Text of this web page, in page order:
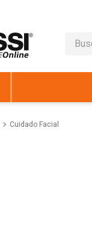
Cuidado Facial